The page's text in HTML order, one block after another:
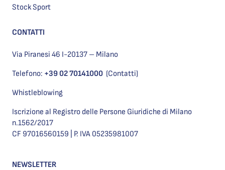
Stock Sport
CONTATTI
Via Piranesi 46 I-20137 – Milano
Telefono: +39 02 70141000 (Contatti)
Whistleblowing
Iscrizione al Registro delle Persone Giuridiche di Milano
n.1562/2017
CF 97016560159 | P. IVA 05235981007
NEWSLETTER